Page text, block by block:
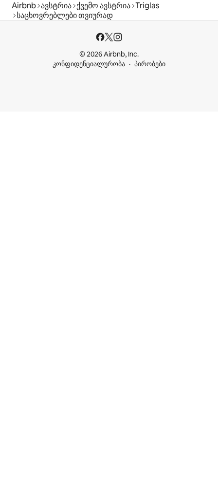
Airbnb ავსტრია ქვემო ავსტრია Triglas
საცხოვრებლები თვიურად
© 2026 Airbnb, Inc.
კონფიდენციალურობა
პირობები